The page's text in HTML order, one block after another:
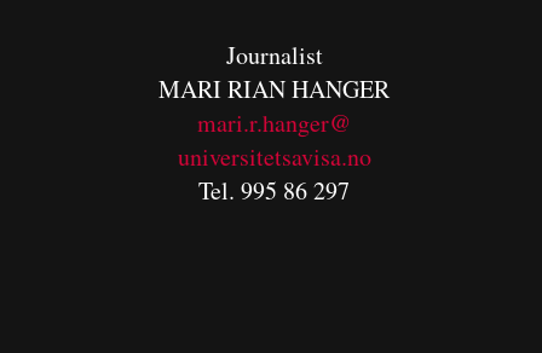
Journalist
MARI RIAN HANGER
mari.r.hanger@
universitetsavisa.no
Tel. 995 86 297